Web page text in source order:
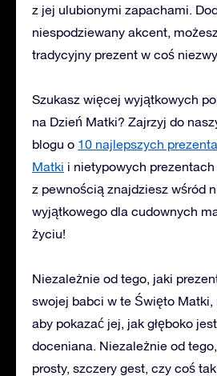
z jej ulubionymi zapachami.
niespodziewany akcent,
tradycyjny prezent w coś
Szukasz więcej wyjątkowych
na Dzień Matki? Zajrzyj do
blogu o 10 najlepszych
Matki i nietypowych
z pewnością znajdziesz wśród
wyjątkowego dla cudownych
życiu!
Niezależnie od tego, jaki
swojej babci w te Święto Matki,
aby pokazać jej, jak głęboko
doceniana. Niezależnie od
prosty, szczery gest, czy coś